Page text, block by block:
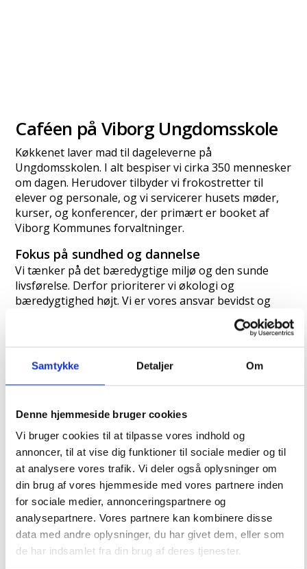
Samtykke Detaljer Om
Denne hjemmeside bruger cookies
Vi bruger cookies til at tilpasse vores indhold og
annoncer, til at vise dig funktioner til sociale medier og til
at analysere vores trafik. Vi deler også oplysninger om
din brug af vores hjemmeside med vores partnere inden
for sociale medier, annonceringspartnere og
analysepartnere. Vores partnere kan kombinere disse
data med andre oplysninger, du har givet dem, eller som
de har indsamlet fra din brug af deres tjenester.
Caféen på Viborg Ungdomsskole
Køkkenet laver mad til dageleverne på
Ungdomsskolen. I alt bespiser vi cirka 350 mennesker
om dagen. Herudover tilbyder vi frokostretter til
elever og personale, og vi servicerer husets møder,
kurser, og konferencer, der primært er booket af
Viborg Kommunes forvaltninger.
Fokus på sundhed og dannelse
Vi tænker på det bæredygtige miljø og den sunde
livsførelse. Derfor prioriterer vi økologi og
bæredygtighed højt. Vi er vores ansvar bevidst og
ønsker både at servere sund mad for vores elever og
gæster og samtidig yde en positiv indsats i forhold til
de miljømæssige udfordringer, vi globalt står over
for.
Konkret arbejder vi med Det Økologiske Spisemærke.
virksomheder i fødevareindustrien. Vi har
sølvmærket, der indikerer, at vores samlede
råvarekøb indeholder mellem 60 og 90 % økologi.
Mad til elever og personale i dagligdagen
Brunch